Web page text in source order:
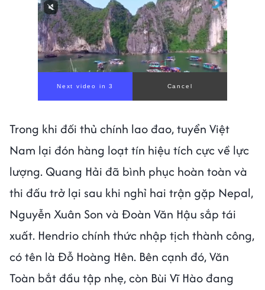
Next video in 1 Cancel
Trong khi đối thủ chính lao đao, tuyển Việt
Nam lại đón hàng loạt tín hiệu tích cực về lực
lượng. Quang Hải đã bình phục hoàn toàn và
thi đấu trở lại sau khi nghỉ hai trận gặp Nepal,
Nguyễn Xuân Son và Đoàn Văn Hậu sắp tái
xuất. Hendrio chính thức nhập tịch thành công,
có tên là Đỗ Hoàng Hên. Bên cạnh đó, Văn
Toàn bắt đầu tập nhẹ, còn Bùi Vĩ Hào đang